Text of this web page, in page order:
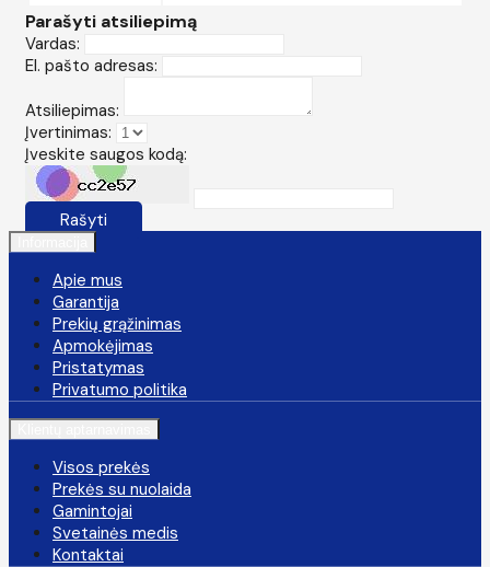
Parašyti atsiliepimą
Vardas:
El. pašto adresas:
Atsiliepimas:
Įvertinimas:
Įveskite saugos kodą:
Rašyti
Apie mus
Garantija
Prekių grąžinimas
Apmokėjimas
Pristatymas
Privatumo politika
Visos prekės
Prekės su nuolaida
Gamintojai
Svetainės medis
Kontaktai